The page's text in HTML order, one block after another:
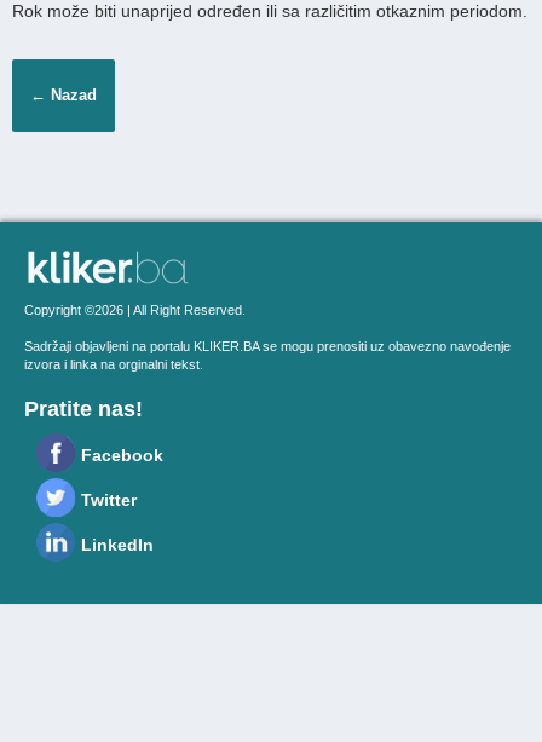
Rok može biti unaprijed određen ili sa različitim otkaznim periodom.
← Nazad
Copyright ©2026 | All Right Reserved.
Sadržaji objavljeni na portalu KLIKER.BA se mogu prenositi uz obavezno navođenje
izvora i linka na orginalni tekst.
Pratite nas!
Facebook
Twitter
LinkedIn